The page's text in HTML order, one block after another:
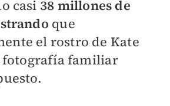
casi 38 millones de
que
el rostro de Kate
fotografía familiar